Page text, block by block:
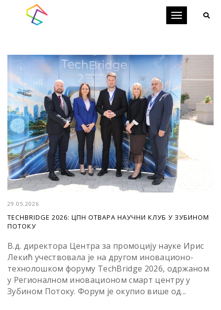
Toggle
29.05.2026
TECHBRIDGE 2026: ЦПН ОТВАРА НАУЧНИ КЛУБ У ЗУБИНОМ
ПОТОКУ
В.д. директора Центра за промоцију науке Ирис
Лекић учествовала је на другом иновационо-
технолошком форуму TechBridge 2026, одржаном
у Регионалном иновационом смарт центру у
Зубином Потоку. Форум је окупио више од...